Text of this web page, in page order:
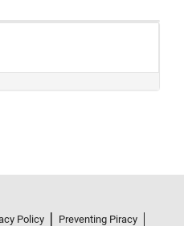
Policy
Preventing Piracy